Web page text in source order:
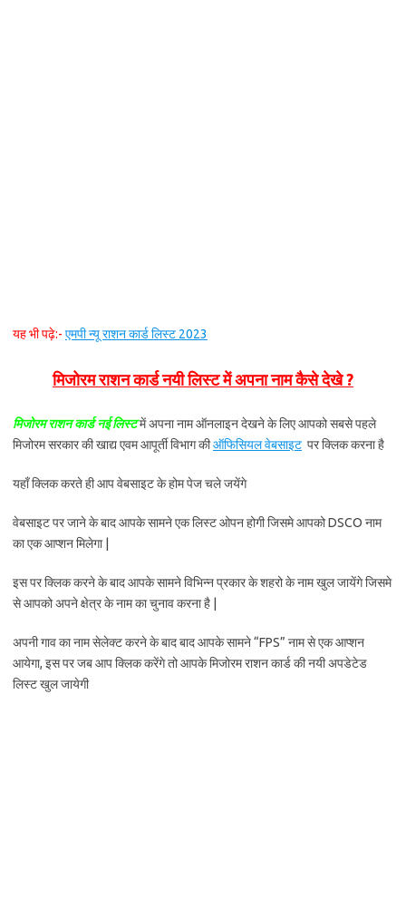
यह भी पढ़े:- एमपी न्यू राशन कार्ड लिस्ट 2023
मिजोरम राशन कार्ड नयी लिस्ट में अपना नाम कैसे देखे ?
मिजोरम राशन कार्ड नई लिस्टमें अपना नाम ऑनलाइन देखने के लिए आपको सबसे पहले
मिजोरम सरकार की खाद्य एवम आपूर्ती विभाग कीऑफिसियल वेबसाइट पर क्लिक करना है
यहाँ क्लिक करते ही आप वेबसाइट के होम पेज चले जयेंगे
वेबसाइट पर जाने के बाद आपके सामने एक लिस्ट ओपन होगी जिसमे आपको DSCO नाम
का एक आप्शन मिलेगा |
इस पर क्लिक करने के बाद आपके सामने विभिन्न प्रकार के शहरो के नाम खुल जायेंगे जिसमे
से आपको अपने क्षेत्र के नाम का चुनाव करना है |
अपनी गाव का नाम सेलेक्ट करने के बाद बाद आपके सामने “FPS” नाम से एक आप्शन
आयेगा, इस पर जब आप क्लिक करेंगे तो आपके मिजोरम राशन कार्ड की नयी अपडेटेड
लिस्ट खुल जायेगी